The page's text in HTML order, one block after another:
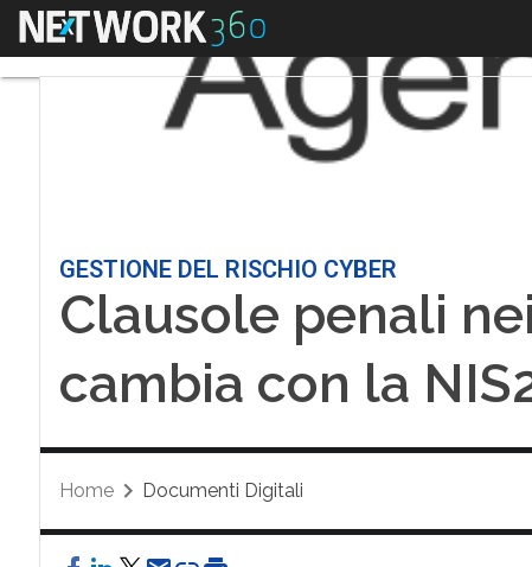
Menu
GESTIONE DEL RISCHIO CYBER
Clausole penali
cambia con la
Home Documenti Digitali